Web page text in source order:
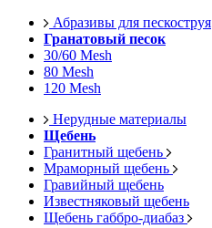
Абразивы для пескоструя
Гранатовый песок
30/60 Mesh
80 Mesh
120 Mesh
Нерудные материалы
Щебень
Гранитный щебень
Мраморный щебень
Гравийный щебень
Известняковый щебень
Щебень габбро-диабаз